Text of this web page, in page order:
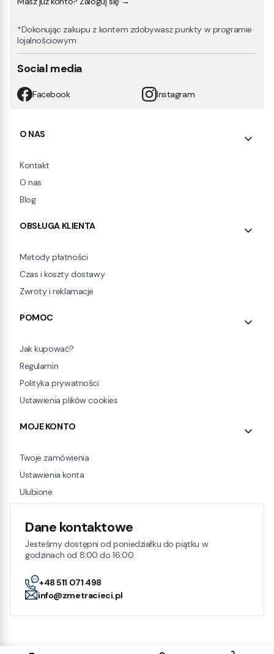
*Dokonując zakupu z kontem zdobywasz punkty w programie
lojalnościowym
Social media
Facebook Instagram
Dane kontaktowe
Jesteśmy dostępni od poniedziałku do piątku w
godzinach od 8:00 do 16:00.
+48 511 071 498
info@zmetracieci.pl
Linki w stopce
O NAS
Kontakt
O nas
Blog
OBSŁUGA KLIENTA
Metody płatności
Czas i koszty dostawy
Zwroty i reklamacje
POMOC
Jak kupować?
Regulamin
Polityka prywatności
Ustawienia plików cookies
MOJE KONTO
Twoje zamówienia
Ustawienia konta
Ulubione